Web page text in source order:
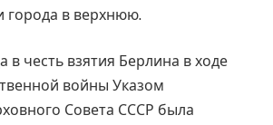
города в верхнюю.
в честь взятия Берлина в ходе
войны Указом
Совета СССР была